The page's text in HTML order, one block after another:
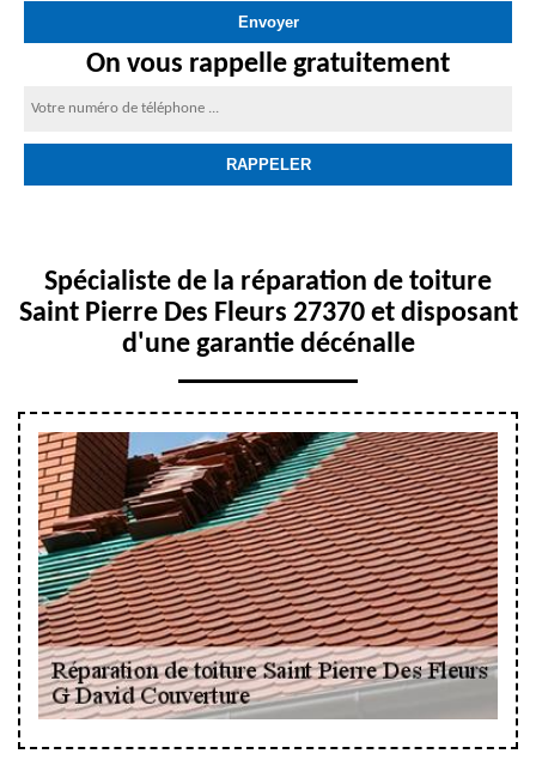
On vous rappelle gratuitement
Spécialiste de la réparation de toiture
Saint Pierre Des Fleurs 27370 et disposant
d'une garantie décénalle